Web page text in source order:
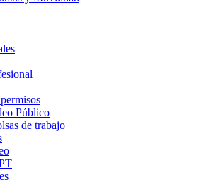
Público
de trabajo